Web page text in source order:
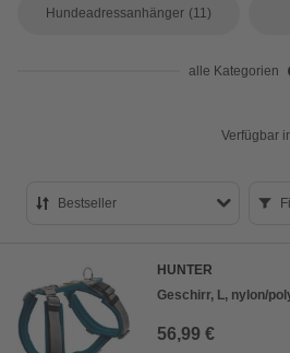
Hundeadressanhänger (11)
alle Kategorien
Verfügbar
Bestseller
Preis aufsteigend
Preis absteigend
HUNTER
Geschirr, L, nylon/
56,99 €